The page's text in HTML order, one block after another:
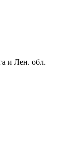
и Лен. обл.